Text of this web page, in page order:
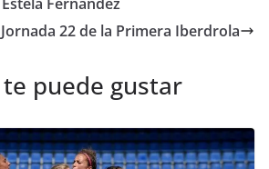
22 de la Primera Iberdrola
puede gustar